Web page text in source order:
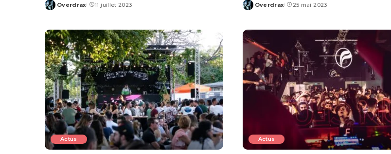
Posted
Overdrax 11 juillet 2023
Posted
Overdrax 25 mai 2023
Actus Actus